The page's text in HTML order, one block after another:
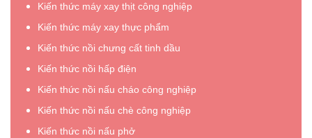
Kiến thức máy xay thịt công nghiệp
Kiến thức máy xay thực phẩm
Kiến thức nồi chưng cất tinh dầu
Kiến thức nồi hấp điện
Kiến thức nồi nấu cháo công nghiệp
Kiến thức nồi nấu chè công nghiệp
Kiến thức nồi nấu phở